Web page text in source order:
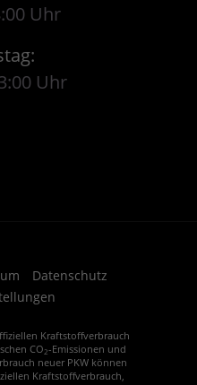
Uhr
Uhr
Datenschutz
Kraftstoffverbrauch
CO2-Emissionen und
neuer PKW können
Kraftstoffverbrauch,